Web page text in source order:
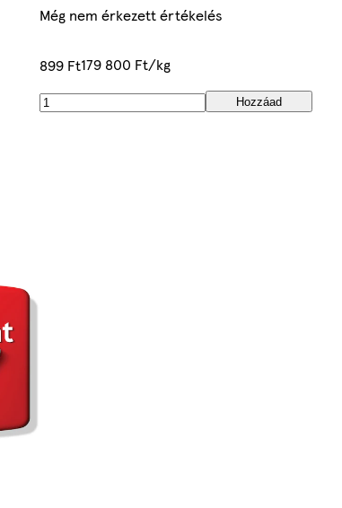
Még nem érkezett értékelés
899 Ft179 800 Ft/kg
Hozzáad